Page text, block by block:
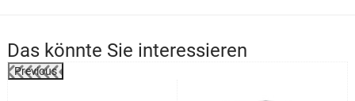
Das könnte Sie interessieren
Previous